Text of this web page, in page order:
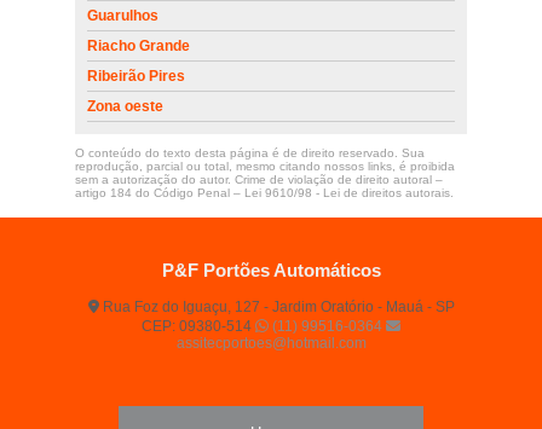
Guarulhos
Riacho Grande
Ribeirão Pires
Zona oeste
O conteúdo do texto desta página é de direito reservado. Sua
reprodução, parcial ou total, mesmo citando nossos links, é proibida
sem a autorização do autor. Crime de violação de direito autoral –
artigo 184 do Código Penal – Lei 9610/98 - Lei de direitos autorais.
P&F Portões Automáticos
Rua Foz do Iguaçu, 127 - Jardim Oratório - Mauá - SP
CEP: 09380-514
(11) 99516-0364
assitecportoes@hotmail.com